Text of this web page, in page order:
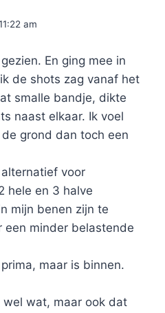
am
En ging mee in
de shots zag vanaf het
smalle bandje, dikte
naast elkaar. Ik voel
grond dan toch een
voor
hele en 3 halve
mijn benen zijn te
minder belastende
maar is binnen.
wel wat, maar ook dat